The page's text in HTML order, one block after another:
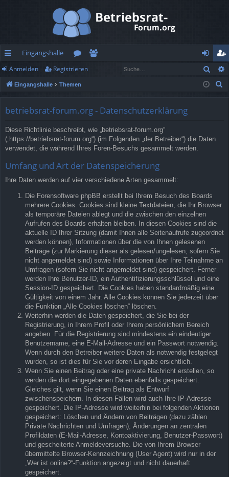
ch
ne
rif
Eingangshalle
or
en
n
m
n
eg
ist
Anmelden Registrieren
Eingangshalle Themen
betriebsrat-forum.org - Datenschutzerklärung
Diese Richtlinie beschreibt, wie „betriebsrat-forum.org“
(„https://betriebsrat-forum.org“) (im Folgenden „der Betreiber“) die Daten
verwendet, die während Ihres Foren-Besuchs gesammelt werden.
Umfang und Art der Datenspeicherung
Ihre Daten werden auf vier verschiedene Arten gesammelt:
Die Forensoftware phpBB erstellt bei Ihrem Besuch des Boards
mehrere Cookies. Cookies sind kleine Textdateien, die Ihr Browser
als temporäre Dateien ablegt und die zwischen den einzelnen
Aufrufen des Boards erhalten bleiben. In diesen Cookies sind die
aktuelle ID Ihrer Sitzung (damit Ihnen alle Seitenaufrufe zugeordnet
werden können), Informationen über die von Ihnen gelesenen
Beiträge (zur Markierung dieser als gelesen/ungelesen; sofern Sie
nicht angemeldet sind) sowie Informationen über Ihre Teilnahme an
Umfragen (sofern Sie nicht angemeldet sind) gespeichert. Ferner
werden Ihre Benutzer-ID, ein Authentifizierungsschlüssel und eine
Session-ID gespeichert. Die Cookies haben standardmäßig eine
Gültigkeit von einem Jahr. Alle Cookies können Sie jederzeit über
die Funktion „Alle Cookies löschen“ löschen.
Weiterhin werden die Daten gespeichert, die Sie bei der
Registrierung, in Ihrem Profil oder Ihrem persönlichem Bereich
angeben. Für die Registrierung sind mindestens ein eindeutiger
Benutzername, eine E-Mail-Adresse und ein Passwort notwendig.
Wenn durch den Betreiber weitere Daten als notwendig festgelegt
wurden, so ist dies für Sie vor deren Eingabe ersichtlich.
Wenn Sie einen Beitrag oder eine private Nachricht erstellen, so
werden die dort eingegebenen Daten ebenfalls gespeichert.
Gleiches gilt, wenn Sie einen Beitrag als Entwurf
zwischenspeichern. In diesen Fällen wird auch Ihre IP-Adresse
gespeichert. Die IP-Adresse wird weiterhin bei folgenden Aktionen
gespeichert: Löschen und Ändern von Beiträgen (dazu zählen
Private Nachrichten und Umfragen), Änderungen an zentralen
Profildaten (E-Mail-Adresse, Kontoaktivierung, Benutzer-Passwort)
und gescheiterte Anmeldeversuche. Die von Ihrem Browser
übermittelte Browser-Kennzeichnung (User Agent) wird nur in der
„Wer ist online?“-Funktion angezeigt und nicht dauerhaft
gespeichert.